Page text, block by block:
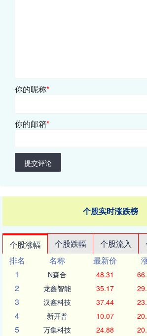
你的昵称*
你的邮箱*
提交评论
个股实时涨跌榜
个股涨幅 个股跌幅 个股流入
排名
名称 最新价
1
N森合 48.31
2 龙鑫智能 35.17
3 汉鑫科技 37.44
4 新开普 10.07
5 万集科技 24.88